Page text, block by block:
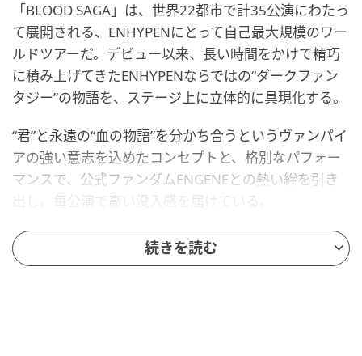
「BLOOD SAGA」は、世界22都市で計35公演にわたっ
て展開される、ENHYPENにとって自己最大規模のワー
ルドツアーだ。デビュー以来、長い時間をかけて精巧
に積み上げてきたENHYPENならではの“ダークファン
タジー”の物語を、ステージ上に立体的に具現化する。
“君”と永遠の“血の物語”を分かち合うというヴァンパイ
アの強い意志を込めたコンセプトと、格別なパフォー
マンスで、公式ファンダムENGENEとの熱い絆を引き
出し、毎公演で高い没入感を届けている。
続きを読む